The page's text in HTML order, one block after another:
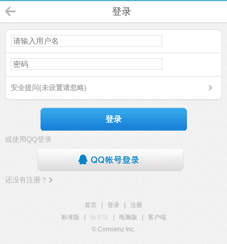
登录
安全提问(未设置请忽略)
登录
或使用QQ登录
还没有注册？
首页 登录
注册
标准版
触屏版 电脑版
客户端
© Comsenz Inc.